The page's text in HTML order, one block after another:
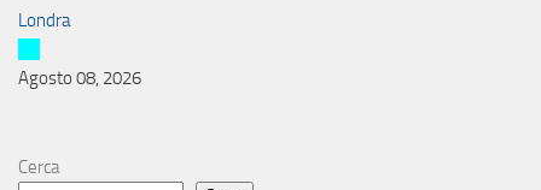
Londra
Agosto 08, 2026
Cerca